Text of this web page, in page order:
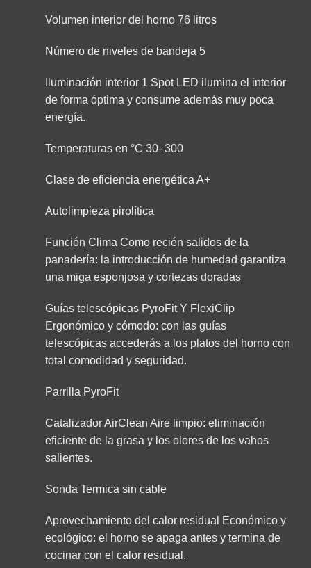
Volumen interior del horno 76 litros
Número de niveles de bandeja 5
Iluminación interior 1 Spot LED ilumina el interior
de forma óptima y consume además muy poca
energía.
Temperaturas en °C 30- 300
Clase de eficiencia energética A+
Autolimpieza pirolítica
Función Clima Como recién salidos de la
panadería: la introducción de humedad garantiza
una miga esponjosa y cortezas doradas
Guías telescópicas PyroFit Y FlexiClip
Ergonómico y cómodo: con las guías
telescópicas accederás a los platos del horno con
total comodidad y seguridad.
Parrilla PyroFit
Catalizador AirClean Aire limpio: eliminación
eficiente de la grasa y los olores de los vahos
salientes.
Sonda Termica sin cable
Aprovechamiento del calor residual Económico y
ecológico: el horno se apaga antes y termina de
cocinar con el calor residual.